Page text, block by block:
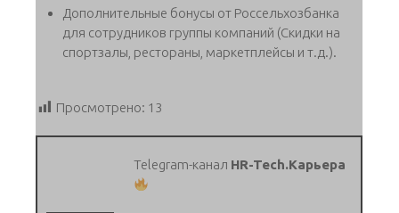
Дополнительные бонусы от Россельхозбанка
для сотрудников группы компаний (Скидки на
спортзалы, рестораны, маркетплейсы и т.д.).
Просмотрено: 13
Telegram-канал HR-Tech.Карьера